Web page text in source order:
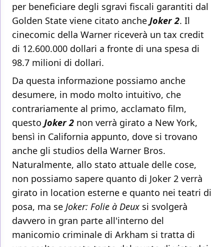
per beneficiare degli sgravi fiscali garantiti dal
Golden State viene citato anche Joker 2. Il
cinecomic della Warner riceverà un tax credit
di 12.600.000 dollari a fronte di una spesa di
98.7 milioni di dollari.
Da questa informazione possiamo anche
desumere, in modo molto intuitivo, che
contrariamente al primo, acclamato film,
questo Joker 2 non verrà girato a New York,
bensì in California appunto, dove si trovano
anche gli studios della Warner Bros.
Naturalmente, allo stato attuale delle cose,
non possiamo sapere quanto di Joker 2 verrà
girato in location esterne e quanto nei teatri di
posa, ma se Joker: Folie à Deux si svolgerà
davvero in gran parte all'interno del
manicomio criminale di Arkham si tratta di